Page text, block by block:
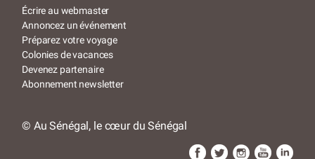
Écrire au webmaster
Annoncez un événement
Préparez votre voyage
Colonies de vacances
Devenez partenaire
Abonnement newsletter
© Au Sénégal, le cœur du Sénégal